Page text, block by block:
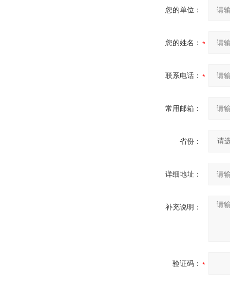
您的单位：
您的姓名：
联系电话：
常用邮箱：
省份：
详细地址：
补充说明：
验证码：